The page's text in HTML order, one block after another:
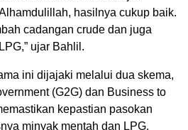
hasilnya cukup baik.
cadangan crude dan juga
ujar Bahlil.
ini dijajaki melalui dua skema,
(G2G) dan Business to
kepastian pasokan
minyak mentah dan LPG.